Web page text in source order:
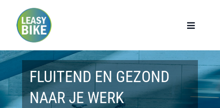
Toggle
Home
Werknemers
FLUITEND EN GEZOND
NAAR JE WERK